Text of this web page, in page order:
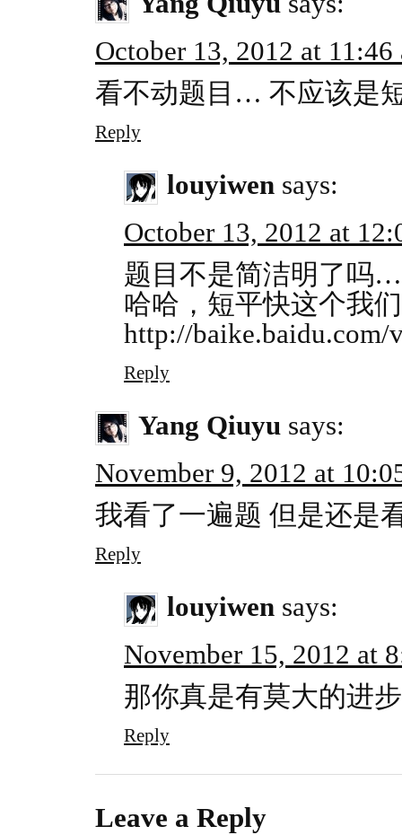
October 13, 2012 at 11:46
看不动题目… 不应该是
Reply
louyiwen says:
October 13, 2012 at
题目不是简洁明了
哈哈，短平快这个我
http://baike.baidu.com/
Reply
Yang Qiuyu says:
November 9, 2012 at
我看了一遍题 但是还是
Reply
louyiwen says:
November 15, 2012 at
那你真是有莫大的进
Reply
Leave a Reply